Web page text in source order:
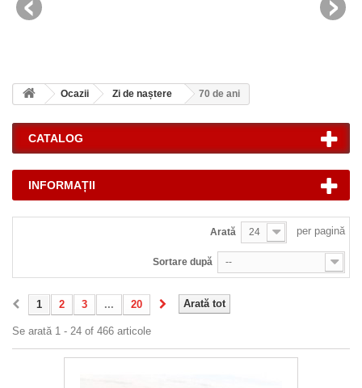
Ocazii Zi de naștere 70 de ani
CATALOG
INFORMAȚII
Arată 24 per pagină
Sortare după --
Arată tot
1 2 3 ... 20
Se arată 1 - 24 of 466 articole